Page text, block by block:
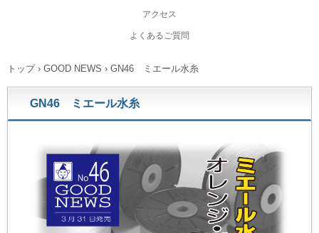
アクセス
よくあるご質問
トップ › GOOD NEWS › GN46 ミエール水糸
GN46 ミエール水糸